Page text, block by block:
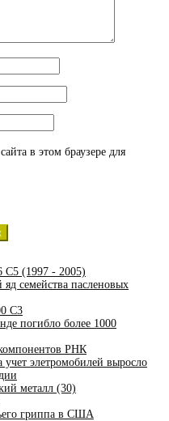
в этом браузере для
C5 (1997 - 2005)
семейства пасленовых
C3
погибло более 1000
РНК
элетромобилей выросло
металл (30)
гриппа в США